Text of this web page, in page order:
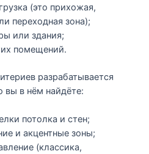
(это прихожая,
переходная зона);
или здания;
помещений.
разрабатывается
вы в нём найдёте:
потолка и стен;
и акцентные зоны;
(классика,